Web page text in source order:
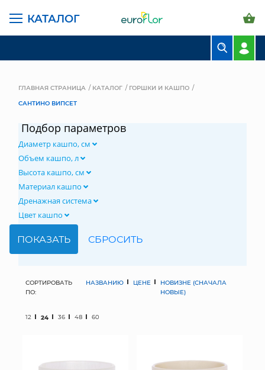
КАТАЛОГ
СВАДЕБНАЯ ФЛОРИСТИКА
МЯГКИЕ ИГРУШКИ
ГЛАВНАЯ СТРАНИЦА КАТАЛОГ
ГОРШКИ И КАШПО
САНТИНО ВИПСЕТ
Подбор параметров
Диаметр кашпо, см
Объем кашпо, л
Высота кашпо, см
Материал кашпо
Дренажная система
Цвет кашпо
СОРТИРОВАТЬ
ПО:
НАЗВАНИЮ ЦЕНЕ
НОВИЗНЕ (СНАЧАЛА
НОВЫЕ)
12 24 36 48 60